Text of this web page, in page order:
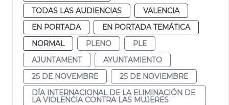
TODAS LAS AUDIENCIAS
VALENCIA
EN PORTADA
EN PORTADA TEMÁTICA
NORMAL
PLENO
PLE
AJUNTAMENT
AYUNTAMIENTO
25 DE NOVEMBRE
25 DE NOVIEMBRE
DÍA INTERNACIONAL DE LA ELIMINACIÓN DE
LA VIOLENCIA CONTRA LAS MUJERES